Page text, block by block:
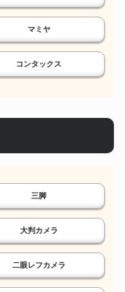
マミヤ
コンタックス
三脚
大判カメラ
二眼レフカメラ